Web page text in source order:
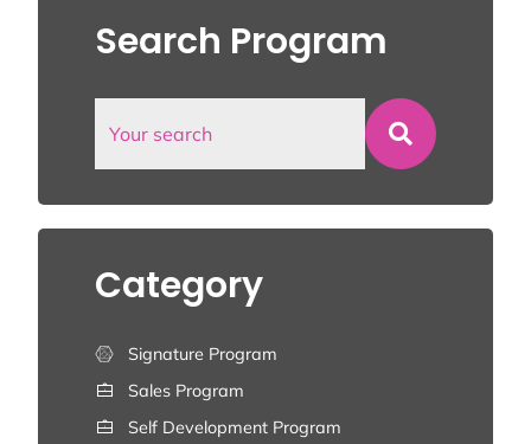
Search Program
Category
Signature Program
Sales Program
Self Development Program